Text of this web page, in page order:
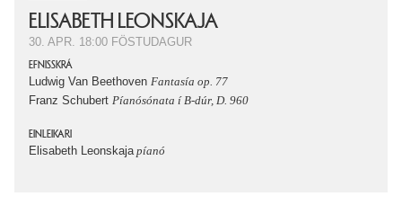
ELISABETH LEONSKAJA
30. APR. 18:00 FÖSTUDAGUR
EFNISSKRÁ
Ludwig Van Beethoven Fantasía op. 77
Franz Schubert Píanósónata í B-dúr, D. 960
EINLEIKARI
Elisabeth Leonskaja píanó